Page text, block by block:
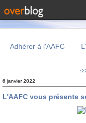
Adhérer à l'AAFC
6 janvier 2022
L'AAFC vous présente